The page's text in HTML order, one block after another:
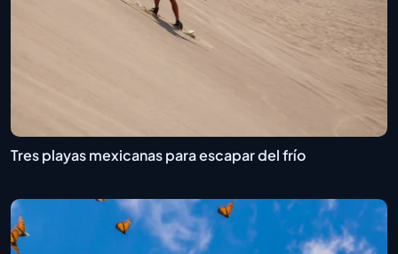
Tres playas mexicanas para escapar del frío